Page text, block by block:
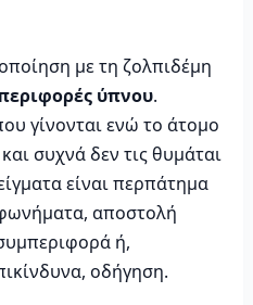
με τη ζολπιδέμη
ύπνου.
γίνονται ενώ το άτομο
συχνά δεν τις θυμάται
είναι περπάτημα
αποστολή
ή,
οδήγηση.